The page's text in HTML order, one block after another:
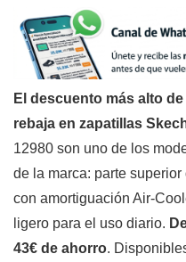
El descuento más alto
rebaja en zapatillas
12980 son uno de los
de la marca: parte
con amortiguación Air-
ligero para el uso diario.
43€ de ahorro.